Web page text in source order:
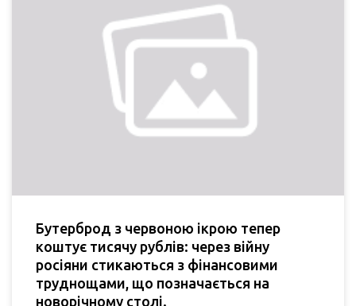
Бутерброд з червоною ікрою тепер
коштує тисячу рублів: через війну
росіяни стикаються з фінансовими
труднощами, що позначається на
новорічному столі.